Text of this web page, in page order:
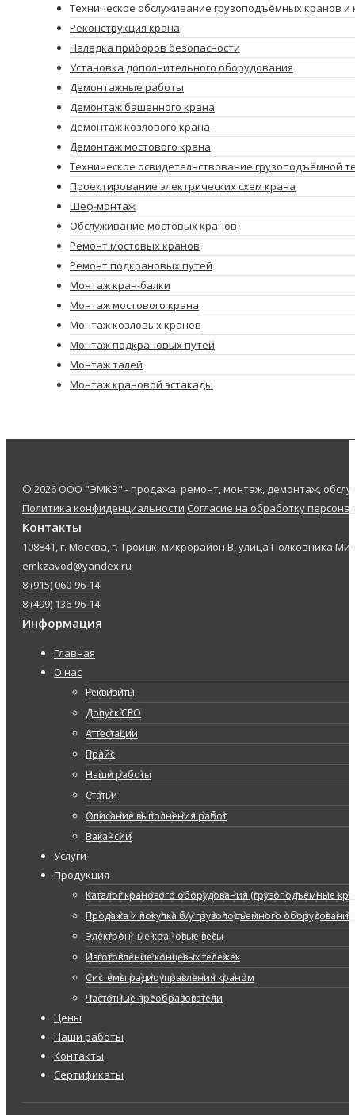
Техническое обслуживание грузоподъёмных кранов и
Реконструкция крана
Наладка приборов безопасности
Установка дополнительного оборудования
Демонтажные работы
Демонтаж башенного крана
Демонтаж козлового крана
Демонтаж мостового крана
Техническое освидетельствование грузоподъёмной
Проектирование электрических схем крана
Шеф-монтаж
Обслуживание мостовых кранов
Ремонт мостовых кранов
Ремонт подкрановых путей
Монтаж кран-балки
Монтаж мостового крана
Монтаж козловых кранов
Монтаж подкрановых путей
Монтаж талей
Монтаж крановой эстакады
© 2026 ООО "ЭМКЗ" - продажа, ремонт, монтаж, демонтаж,
Политика конфиденциальности Согласие на обработку
Контакты
108841, г. Москва, г. Троицк, микрорайон В, улица Полковника
emkzavod@yandex.ru
8 (915) 060-96-14
8 (499) 136-96-14
Информация
Главная
О нас
Реквизиты
Допуск СРО
Аттестации
Прайс
Наши работы
Статьи
Описание выполнения работ
Вакансии
Услуги
Продукция
Каталог кранового оборудования (грузоподъемные
Продажа и покупка б/у грузоподъемного оборудования
Электронные крановые весы
Изготовление концевых тележек
Системы радиоуправления краном
Частотные преобразователи
Цены
Наши работы
Контакты
Сертификаты